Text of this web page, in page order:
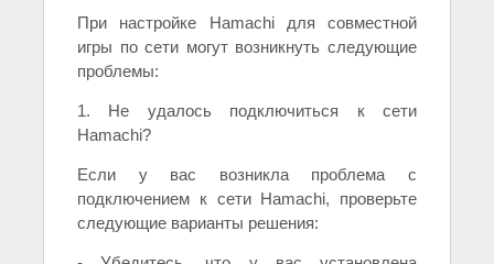
При настройке Hamachi для совместной
игры по сети могут возникнуть следующие
проблемы:
1. Не удалось подключиться к сети
Hamachi?
Если у вас возникла проблема с
подключением к сети Hamachi, проверьте
следующие варианты решения: